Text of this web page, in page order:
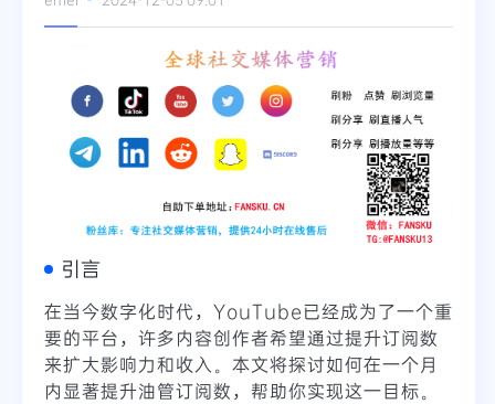
Telegram
更多
引言
在当今数字化时代，YouTube已经成为了一个重
要的平台，许多内容创作者希望通过提升订阅数
来扩大影响力和收入。本文将探讨如何在一个月
内显著提升油管订阅数，帮助你实现这一目标。